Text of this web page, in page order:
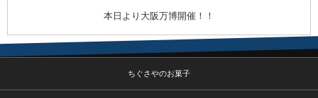
本日より大阪万博開催！！
ちぐさやのお菓子